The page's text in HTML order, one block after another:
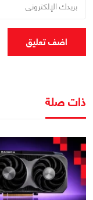
اضف تعليق
ذات صلة